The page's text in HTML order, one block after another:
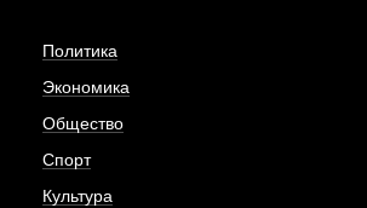
Политика
Экономика
Общество
Спорт
Культура